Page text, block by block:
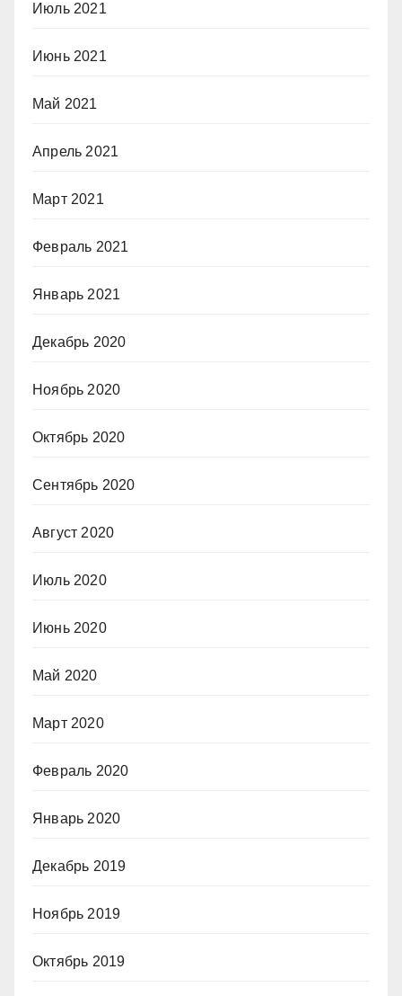
Июль 2021
Июнь 2021
Май 2021
Апрель 2021
Март 2021
Февраль 2021
Январь 2021
Декабрь 2020
Ноябрь 2020
Октябрь 2020
Сентябрь 2020
Август 2020
Июль 2020
Июнь 2020
Май 2020
Март 2020
Февраль 2020
Январь 2020
Декабрь 2019
Ноябрь 2019
Октябрь 2019